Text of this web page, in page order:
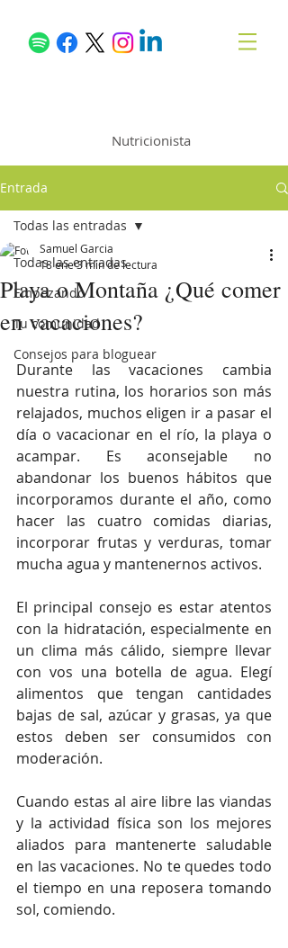
Nutricionista
Entrada
Todas las entradas
Empezando
Tu comunidad
Consejos para bloguear
Todas las entradas
Playa o Montaña ¿Qué comer
en vacaciones?
Samuel Garcia
18 ene3 min de lectura
Durante las vacaciones cambia
nuestra rutina, los horarios son más
relajados, muchos eligen ir a pasar el
día o vacacionar en el río, la playa o
acampar. Es aconsejable no
abandonar los buenos hábitos que
incorporamos durante el año, como
hacer las cuatro comidas diarias,
incorporar frutas y verduras, tomar
mucha agua y mantenernos activos.
El principal consejo es estar atentos
con la hidratación, especialmente en
un clima más cálido, siempre llevar
con vos una botella de agua. Elegí
alimentos que tengan cantidades
bajas de sal, azúcar y grasas, ya que
estos deben ser consumidos con
moderación.
Cuando estas al aire libre las viandas
y la actividad física son los mejores
aliados para mantenerte saludable
en las vacaciones. No te quedes todo
el tiempo en una reposera tomando
sol, comiendo.